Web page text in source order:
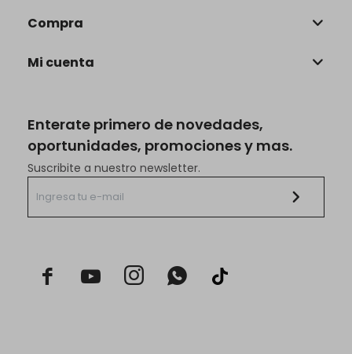
Enterate primero de novedades,
oportunidades, promociones y mas.
Suscribite a nuestro newsletter.
  
Compra
Mi cuenta